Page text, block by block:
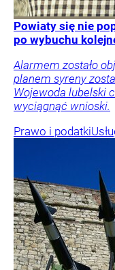
Powiaty się nie
po wybuchu
Alarmem zostało
planem syreny
Wojewoda lubelski
wyciągnąć wnioski.
Prawo i podatki